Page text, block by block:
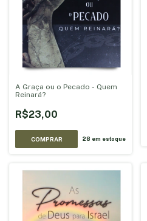
A Graça ou o Pecado - Quem
Reinará?
R$23,00
28 em estoque